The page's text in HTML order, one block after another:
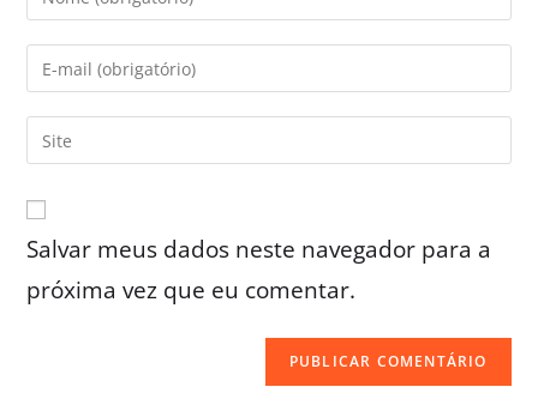
Salvar meus dados neste navegador para a
próxima vez que eu comentar.